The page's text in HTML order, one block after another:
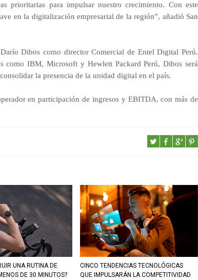
prioritarias para impulsar nuestro crecimiento. Con este
en la digitalización empresarial de la región”, añadió San
Dibos como director Comercial de Entel Digital Perú.
como IBM, Microsoft y Hewlett Packard Perú, Dibos será
la presencia de la unidad digital en el país.
en participación de ingresos y EBITDA, con más de
UNA RUTINA DE
DE 30 MINUTOS?
CINCO TENDENCIAS TECNOLÓGICAS
QUE IMPULSARÁN LA COMPETITIVIDAD